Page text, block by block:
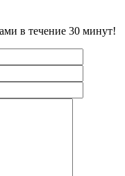
в течение 30 минут!